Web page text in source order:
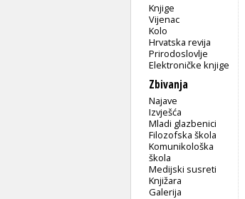
Knjige
Vijenac
Kolo
Hrvatska revija
Prirodoslovlje
Elektroničke knjige
Zbivanja
Najave
Izvješća
Mladi glazbenici
Filozofska škola
Komunikološka
škola
Medijski susreti
Knjižara
Galerija